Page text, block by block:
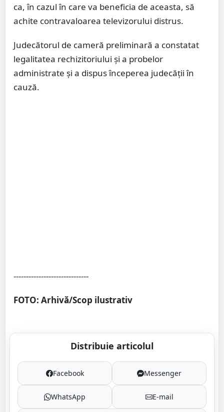
ca, în cazul în care va beneficia de aceasta, să
achite contravaloarea televizorului distrus.
Judecătorul de cameră preliminară a constatat
legalitatea rechizitoriului și a probelor
administrate și a dispus începerea judecății în
cauză.
------------------------------
FOTO: Arhivă/Scop ilustrativ
Distribuie articolul
Facebook Messenger
WhatsApp E-mail